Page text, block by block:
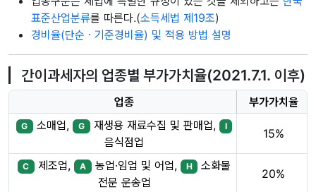
표준산업분류를 따른다.(소득세법 제19조)
경비율(단순ㆍ기준경비율) 및 적용 방법 설명
간이과세자의 업종별 부가가치율(2021.7.1. 이후)
업종 부가가치율
G 소매업, G 재생용 재료수집 및 판매업, I
음식점업
15%
C 제조업, A 농업·임업 및 어업, H
소화물
전문 운송업
20%